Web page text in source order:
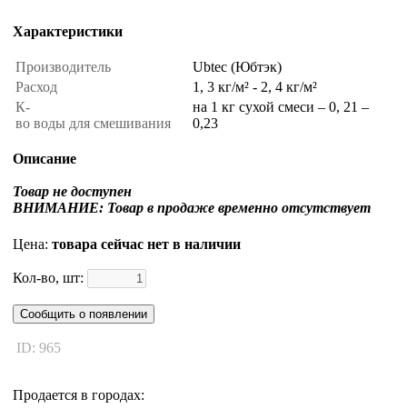
Характеристики
Производитель
Ubtec (Юбтэк)
Расход
1, 3 кг/м² - 2, 4 кг/м²
К-
во воды для смешивания
на 1 кг сухой смеси – 0, 21 –
0,23
Описание
Товар не доступен
ВНИМАНИЕ: Товар в продаже временно отсутствует
Цена: товара сейчас нет в наличии
Кол-во, шт:
Сообщить о появлении
ID: 965
Продается в городах: